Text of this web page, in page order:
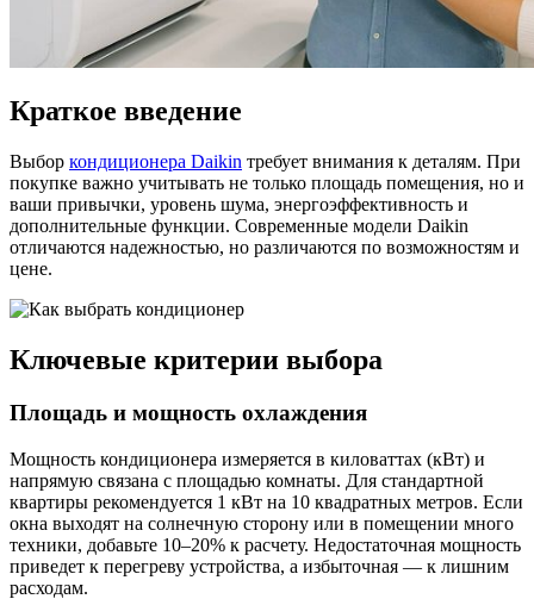
Краткое введение
Выбор кондиционера Daikin требует внимания к деталям. При
покупке важно учитывать не только площадь помещения, но и
ваши привычки, уровень шума, энергоэффективность и
дополнительные функции. Современные модели Daikin
отличаются надежностью, но различаются по возможностям и
цене.
Ключевые критерии выбора
Площадь и мощность охлаждения
Мощность кондиционера измеряется в киловаттах (кВт) и
напрямую связана с площадью комнаты. Для стандартной
квартиры рекомендуется 1 кВт на 10 квадратных метров. Если
окна выходят на солнечную сторону или в помещении много
техники, добавьте 10–20% к расчету. Недостаточная мощность
приведет к перегреву устройства, а избыточная — к лишним
расходам.